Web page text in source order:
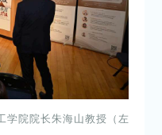
学院院长朱海山教授（左